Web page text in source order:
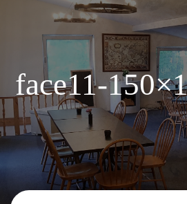
face11-